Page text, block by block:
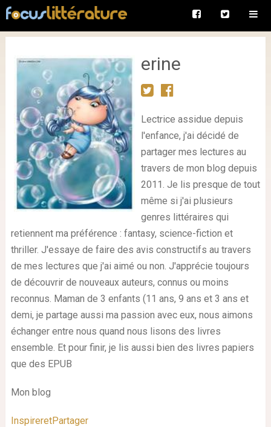
erine
Lectrice assidue depuis
l'enfance, j'ai décidé de
partager mes lectures au
travers de mon blog depuis
2011. Je lis presque de tout
même si j'ai plusieurs
genres littéraires qui
retiennent ma préférence : fantasy, science-fiction et
thriller. J'essaye de faire des avis constructifs au travers
de mes lectures que j'ai aimé ou non. J'apprécie toujours
de découvrir de nouveaux auteurs, connus ou moins
reconnus. Maman de 3 enfants (11 ans, 9 ans et 3 ans et
demi, je partage aussi ma passion avec eux, nous aimons
échanger entre nous quand nous lisons des livres
ensemble. Et pour finir, je lis aussi bien des livres papiers
que des EPUB
Mon blog
InspireretPartager